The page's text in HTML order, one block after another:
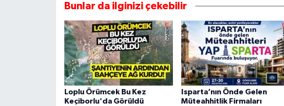
Bunlar da ilginizi çekebilir
Loplu Örümcek Bu Kez
Keçiborlu'da Görüldü
Isparta’nın Önde Gelen
Müteahhitlik Firmaları